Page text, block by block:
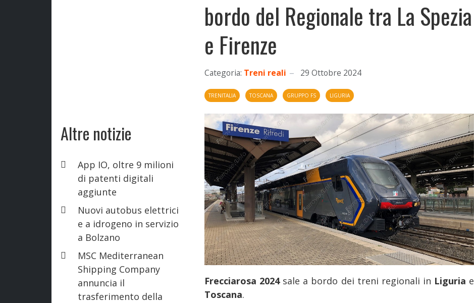
Altre notizie
App IO, oltre 9 milioni
di patenti digitali
aggiunte
Nuovi autobus elettrici
e a idrogeno in servizio
a Bolzano
MSC Mediterranean
Shipping Company
annuncia il
trasferimento della
bordo del Regionale tra La Spezia
e Firenze
Categoria: Treni reali 29 Ottobre 2024
TRENITALIA TOSCANA GRUPPO FS LIGURIA
Frecciarosa 2024sale a bordo dei treni regionali in Liguria e
Toscana.